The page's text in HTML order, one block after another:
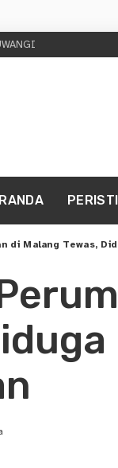
di Malang Tewas,